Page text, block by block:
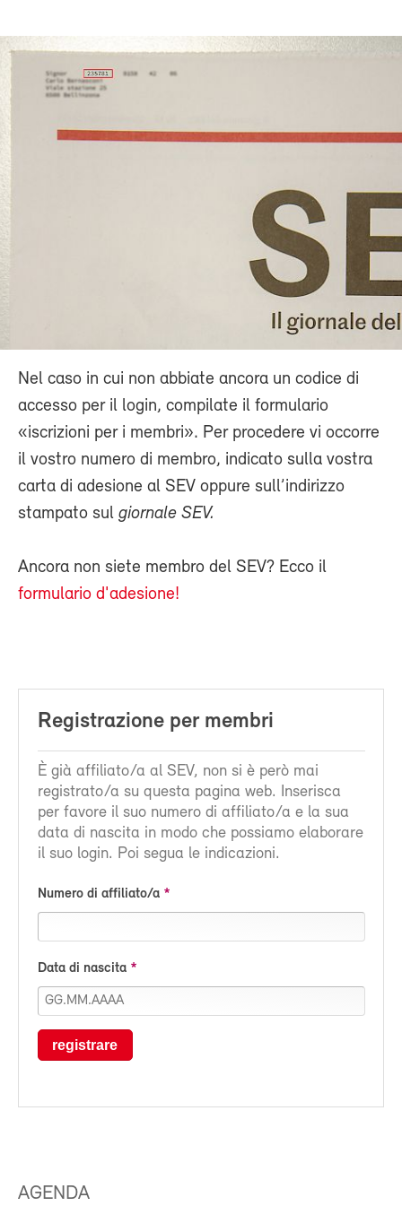
Nel caso in cui non abbiate ancora un codice di
accesso per il login, compilate il formulario
«iscrizioni per i membri». Per procedere vi occorre
il vostro numero di membro, indicato sulla vostra
carta di adesione al SEV oppure sull’indirizzo
stampato sul giornale SEV.
Ancora non siete membro del SEV? Ecco il
formulario d'adesione!
Registrazione per membri
È già affiliato/a al SEV, non si è però mai
registrato/a su questa pagina web. Inserisca
per favore il suo numero di affiliato/a e la sua
data di nascita in modo che possiamo elaborare
il suo login. Poi segua le indicazioni.
Numero di affiliato/a
Data di nascita
registrare
AGENDA